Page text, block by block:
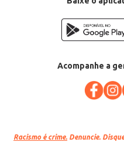
Acompanhe a
Racismo é crime. Denuncie.